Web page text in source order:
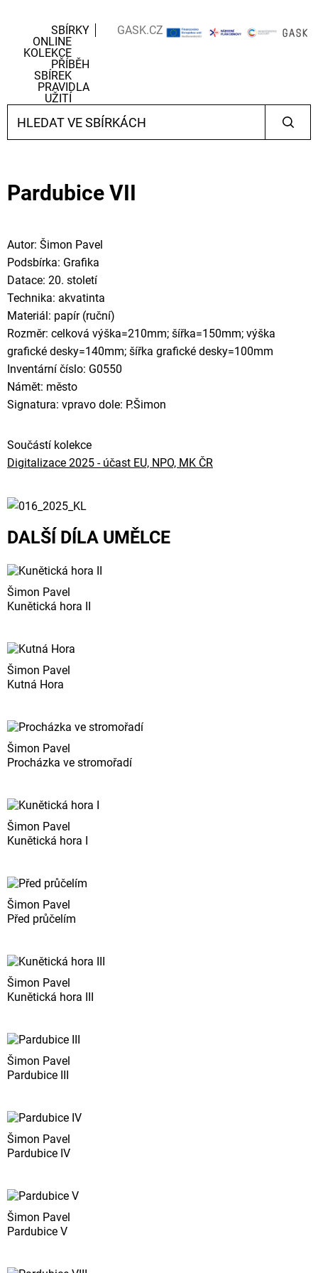
SBÍRKY
ONLINE
KOLEKCE
PŘÍBĚH
SBÍREK
PRAVIDLA
UŽITÍ
GASK.CZ
Pardubice VII
Autor: Šimon Pavel
Podsbírka: Grafika
Datace: 20. století
Technika: akvatinta
Materiál: papír (ruční)
Rozměr: celková výška=210mm; šířka=150mm; výška
grafické desky=140mm; šířka grafické desky=100mm
Inventární číslo: G0550
Námět: město
Signatura: vpravo dole: P.Šimon
Součástí kolekce
Digitalizace 2025 - účast EU, NPO, MK ČR
DALŠÍ DÍLA UMĚLCE
Šimon Pavel
Kunětická hora II
Šimon Pavel
Kutná Hora
Šimon Pavel
Procházka ve stromořadí
Šimon Pavel
Kunětická hora I
Šimon Pavel
Před průčelím
Šimon Pavel
Kunětická hora III
Šimon Pavel
Pardubice III
Šimon Pavel
Pardubice IV
Šimon Pavel
Pardubice V